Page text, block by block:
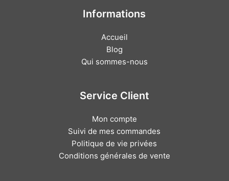
Informations
Accueil
Blog
Qui sommes-nous
Service Client
Mon compte
Suivi de mes commandes
Politique de vie privées
Conditions générales de vente